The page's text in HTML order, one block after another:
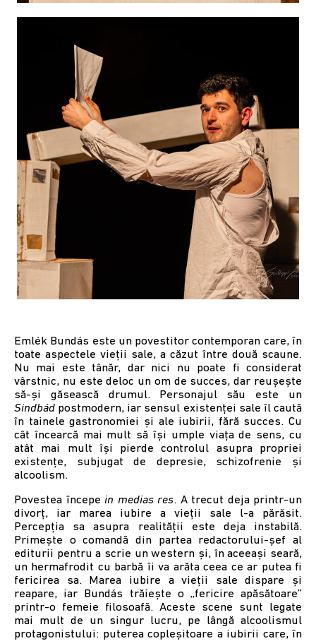
Emlék Bundás este un povestitor contemporan care, în
toate aspectele vieții sale, a căzut între două scaune.
Nu mai este tânăr, dar nici nu poate fi considerat
vârstnic, nu este deloc un om de succes, dar reușește
să-și găsească drumul. Personajul său este un
Sindbád postmodern, iar sensul existenței sale îl caută
în tainele gastronomiei și ale iubirii, fără succes. Cu
cât încearcă mai mult să își umple viața de sens, cu
atât mai mult își pierde controlul asupra propriei
existențe, subjugat de depresie, schizofrenie și
alcoolism.
Povestea începe in medias res. A trecut deja printr-un
divorț, iar marea iubire a vieții sale l-a părăsit.
Percepția sa asupra realității este deja instabilă.
Primește o comandă din partea redactorului-șef al
editurii pentru a scrie un western și, în aceeași seară,
un hermafrodit cu barbă îi va arăta ceea ce ar putea fi
fericirea sa. Marea iubire a vieții sale dispare și
reapare, iar Bundás trăiește o „fericire apăsătoare”
printr-o femeie filosoafă. Aceste scene sunt legate
mai mult de un singur lucru, pe lângă alcoolismul
protagonistului: puterea copleșitoare a iubirii care, în